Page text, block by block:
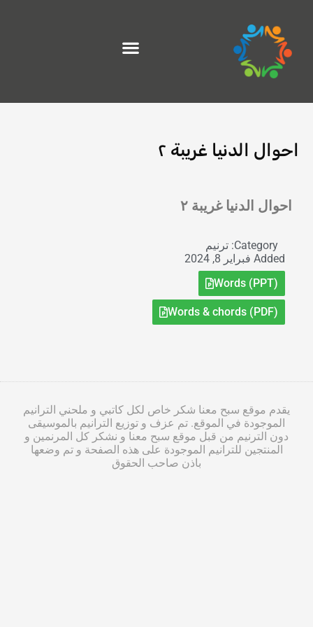
المحتوى
احوال الدنيا غريبة ٢
احوال الدنيا غريبة ٢
Category: ترنيم
Added فبراير 8, 2024
Words (PPT)
Words & chords (PDF)
يقدم موقع سبح معنا شكر خاص لكل كاتبي و ملحني الترانيم
الموجودة في الموقع. تم عزف و توزيع الترانيم بالموسيقى
دون الترنيم من قبل موقع سبح معنا و نشكر كل المرنمين و
المنتجين للترانيم الموجودة على هذه الصفحة و تم وضعها
باذن صاحب الحقوق